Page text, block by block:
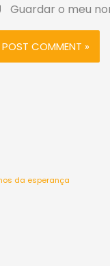
Guardar o meu
da esperança